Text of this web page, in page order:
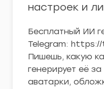
настроек и
Бесплатный ИИ
Telegram:
Пишешь, какую
генерирует её
аватарки,